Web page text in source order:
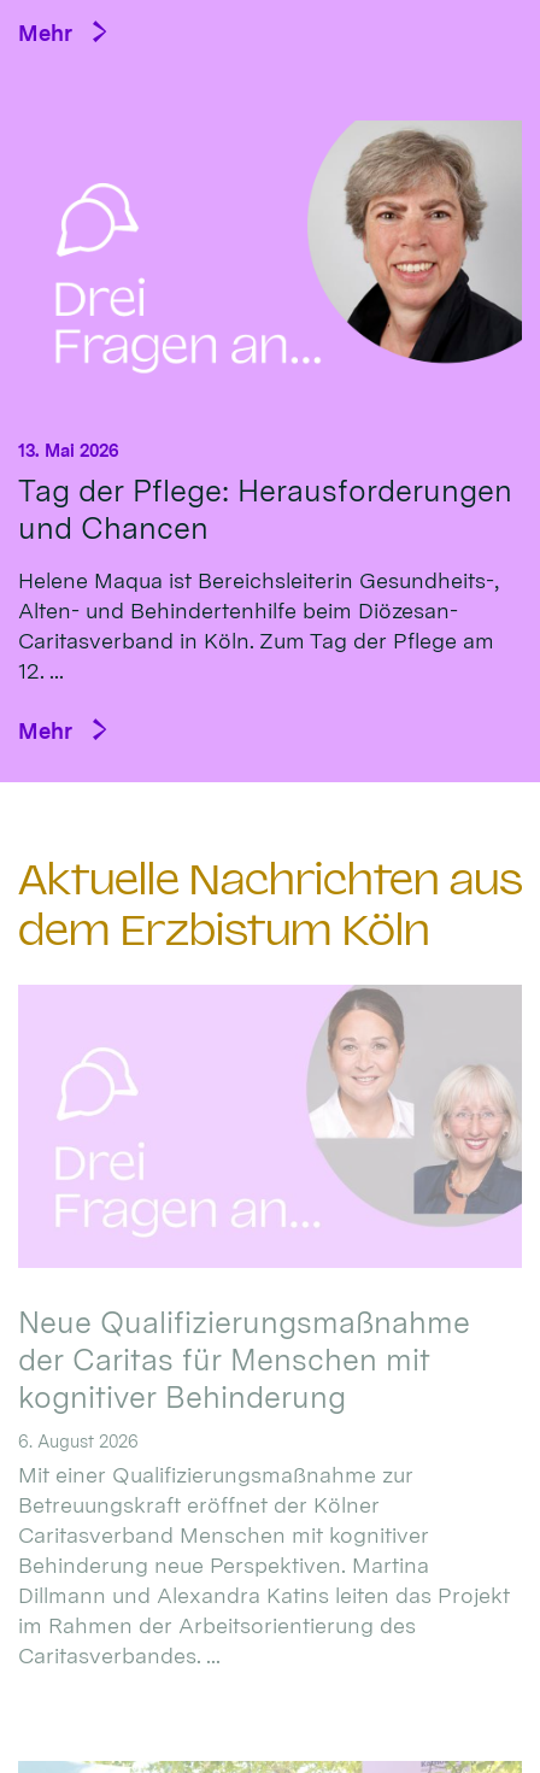
Mehr
Tag der Pflege: Herausforderungen
und Chancen
13. Mai 2026
Helene Maqua ist Bereichsleiterin Gesundheits-,
Alten- und Behindertenhilfe beim Diözesan-
Caritasverband in Köln. Zum Tag der Pflege am
12. ...
Mehr
Aktuelle Nachrichten aus
dem Erzbistum Köln
Neue Qualifizierungsmaßnahme
der Caritas für Menschen mit
kognitiver Behinderung
6. August 2026
Mit einer Qualifizierungsmaßnahme zur
Betreuungskraft eröffnet der Kölner
Caritasverband Menschen mit kognitiver
Behinderung neue Perspektiven. Martina
Dillmann und Alexandra Katins leiten das Projekt
im Rahmen der Arbeitsorientierung des
Caritasverbandes. ...